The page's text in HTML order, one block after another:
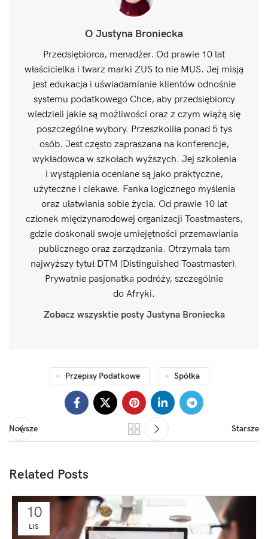
O Justyna Broniecka
Przedsiębiorca, menadżer. Od prawie 10 lat
właścicielka i twarz marki ZUS to nie MUS. Jej misją
jest edukacja i uświadamianie klientów odnośnie
systemu podatkowego Chce, aby przedsiębiorcy
wiedzieli jakie są możliwości oraz z czym wiążą się
poszczególne wybory. Przeszkoliła ponad 5 tys
osób. Jest często zapraszana na konferencje,
wykładowca w szkołach wyższych. Jej szkolenia
i wystąpienia oceniane są jako praktyczne,
użyteczne i ciekawe. Fanka logicznego myślenia
oraz ułatwiania sobie życia. Od prawie 10 lat
członek międzynarodowej organizacji Toastmasters,
gdzie doskonali swoje umiejętności przemawiania
publicznego oraz zarządzania. Otrzymała tam
najwyższy tytuł DTM (Distinguished Toastmaster).
Prywatnie pasjonatka podróży, szczególnie
do Afryki.
Zobacz wszysktie posty Justyna Broniecka
Przepisy Podatkowe Spółka
Nowsze Starsze
Related Posts
10
LIS